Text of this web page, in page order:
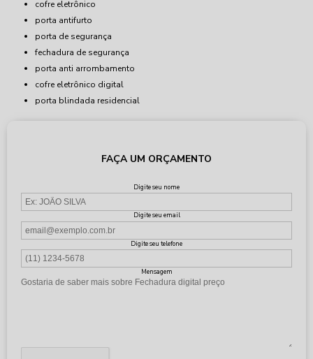
cofre eletrônico
porta antifurto
porta de segurança
fechadura de segurança
porta anti arrombamento
cofre eletrônico digital
porta blindada residencial
FAÇA UM ORÇAMENTO
Digite seu nome
Digite seu email
Digite seu telefone
Mensagem